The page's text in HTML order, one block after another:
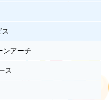
ンアーチ
ス